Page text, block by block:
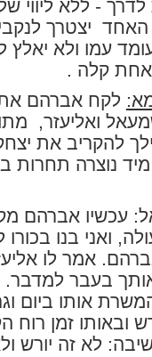
- ללא ליווי של
יצטרך
עמו ולא יאלץ
קלה .
לקח אברהם אתו
ואליעזר,
להקריב את
נוצרה תחרות
עכשיו אברהם
ואני בנו בכורו
אמר לו
בעבר למדבר.
אותו ביום
ובאותו זמן רוח
לא זה יורש ולא